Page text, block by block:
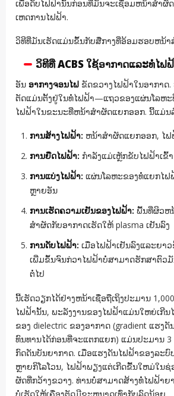
ເພື່ອດັບໄຟຟ້ານັ້ນກ່ອນທີ່ມັນຈະເຊື່ອມຫນ້າສໍາຜັ
ເຫດການໄຟຟ້າ.
ວິທີທີ່ມັນເຮັດແມ່ນຂຶ້ນກັບສື່ກາງທີ່ອ້ອມຮອບຫນ້າ
ວິທີທີ່ ACBS ໃຊ້ອາກາດແລະທໍ່ໄຟ
ອັນ ອາກາງຈອນໄຟ ຂັດຂວາງໄຟຟ້າໃນອາກາດ
ຕັດແມ່ນຕັ້ງຢູ່ໃນທໍ່ໄຟຟ້າ—ແຖວຂອງແຜ່ນໂລຫະ
ໄຟຟ້າໃນຂະນະທີ່ຫນ້າສໍາຜັດແຍກອອກ. ນີ້ແມ່ນ
ການສ້າງໄຟຟ້າ: ຫນ້າສໍາຜັດແຍກອອກ, ໄຟ
ການຍືດໄຟຟ້າ: ກໍາລັງແມ່ເຫຼັກຂັບໄຟຟ້າເຂົ້
ການແບ່ງໄຟຟ້າ: ແຜ່ນໂລຫະຂອງທໍ່ແຍກໄຟ
ຫຼາຍອັນ
ການເຮັດຄວາມເຢັນຂອງໄຟຟ້າ: ພື້ນທີ່ຜິວຫ
ສໍາຜັດກັບອາກາດເຮັດໃຫ້ plasma ເຢັນລົງ
ການດັບໄຟຟ້າ: ເມື່ອໄຟຟ້າເຢັນລົງແລະຍາ
ເພີ່ມຂຶ້ນຈົນກ່ວາໄຟຟ້າບໍ່ສາມາດຮັກສາຕົວ
ຕໍ່ໄປ
ນີ້ເຮັດວຽກໄດ້ຢ່າງຫນ້າເຊື່ອຖືເຖິງປະມານ
ໄຟຟ້ານັ້ນ, ພະລັງງານຂອງໄຟຟ້າແມ່ນໃຫຍ່ເກີນ
ຂອງ dielectric ຂອງອາກາດ (gradient ແຮງ
ທົນທານໄດ້ກ່ອນທີ່ຈະແຕກແຍກ) ແມ່ນປະມານ 3
ກົດດັນບັນຍາກາດ. ເມື່ອແຮງດັນໄຟຟ້າຂອງລະ
ຫຼາຍກິໂລໂວນ, ໄຟຟ້າພຽງແຕ່ເກີດຂື້ນໃຫມ່ໃນ
ຜັດທີ່ກວ້າງຂວາງ. ທ່ານບໍ່ສາມາດສ້າງທໍ່ໄຟຟ້າ